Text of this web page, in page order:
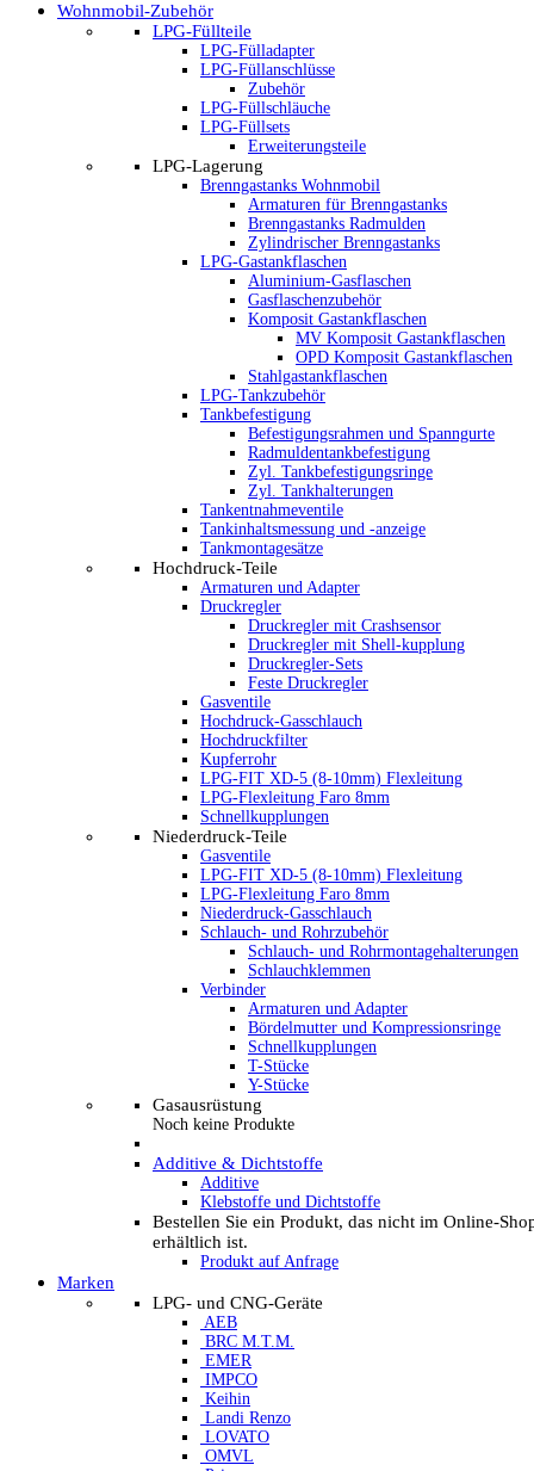
Wohnmobil-Zubehör
LPG-Füllteile
LPG-Fülladapter
LPG-Füllanschlüsse
Zubehör
LPG-Füllschläuche
LPG-Füllsets
Erweiterungsteile
LPG-Lagerung
Brenngastanks Wohnmobil
Armaturen für Brenngastanks
Brenngastanks Radmulden
Zylindrischer Brenngastanks
LPG-Gastankflaschen
Aluminium-Gasflaschen
Gasflaschenzubehör
Komposit Gastankflaschen
MV Komposit Gastankflaschen
OPD Komposit Gastankflaschen
Stahlgastankflaschen
LPG-Tankzubehör
Tankbefestigung
Befestigungsrahmen und Spanngurte
Radmuldentankbefestigung
Zyl. Tankbefestigungsringe
Zyl. Tankhalterungen
Tankentnahmeventile
Tankinhaltsmessung und -anzeige
Tankmontagesätze
Hochdruck-Teile
Armaturen und Adapter
Druckregler
Druckregler mit Crashsensor
Druckregler mit Shell-kupplung
Druckregler-Sets
Feste Druckregler
Gasventile
Hochdruck-Gasschlauch
Hochdruckfilter
Kupferrohr
LPG-FIT XD-5 (8-10mm) Flexleitung
LPG-Flexleitung Faro 8mm
Schnellkupplungen
Niederdruck-Teile
Gasventile
LPG-FIT XD-5 (8-10mm) Flexleitung
LPG-Flexleitung Faro 8mm
Niederdruck-Gasschlauch
Schlauch- und Rohrzubehör
Schlauch- und Rohrmontagehalterungen
Schlauchklemmen
Verbinder
Armaturen und Adapter
Bördelmutter und Kompressionsringe
Schnellkupplungen
T-Stücke
Y-Stücke
Gasausrüstung
Noch keine Produkte
Additive & Dichtstoffe
Additive
Klebstoffe und Dichtstoffe
Bestellen Sie ein Produkt, das nicht im Online-
erhältlich ist.
Produkt auf Anfrage
Marken
LPG- und CNG-Geräte
AEB
BRC M.T.M.
EMER
IMPCO
Keihin
Landi Renzo
LOVATO
OMVL